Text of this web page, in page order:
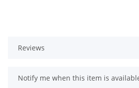
Reviews
Notify me when this item is